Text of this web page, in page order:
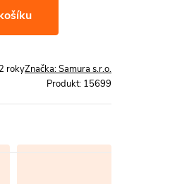
Značka:Samura s.r.o.
2 roky
Produkt: 15699